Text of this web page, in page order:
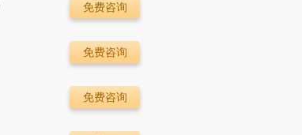
免费咨询
免费咨询
免费咨询